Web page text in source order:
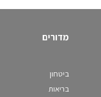
מדורים
ביטחון
בריאות